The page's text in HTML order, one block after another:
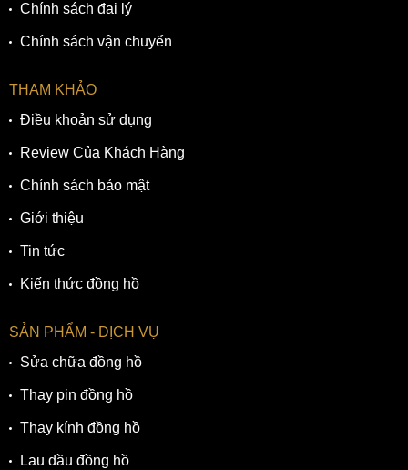
Chính sách đại lý
Chính sách vận chuyển
THAM KHẢO
Điều khoản sử dụng
Review Của Khách Hàng
Chính sách bảo mật
Giới thiệu
Tin tức
Kiến thức đồng hồ
SẢN PHẨM - DỊCH VỤ
Sửa chữa đồng hồ
Thay pin đồng hồ
Thay kính đồng hồ
Lau dầu đồng hồ